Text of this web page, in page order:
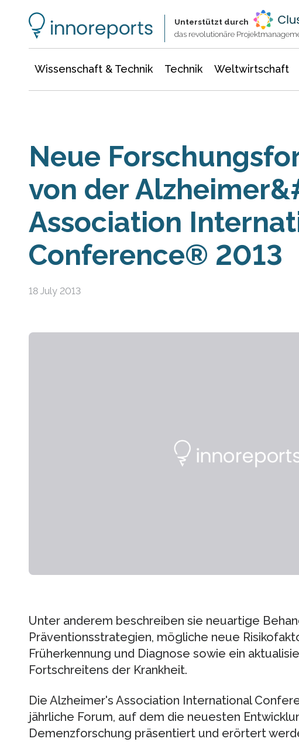
Unterstützt durch
das revolutionäre
Wissenschaft & Technik Technik Weltwirtschaft
Neue
von der
Association
Conference® 2013
18 July 2013
Unter anderem beschreiben sie neuartige
Präventionsstrategien, mögliche neue
Früherkennung und Diagnose sowie ein
Fortschreitens der Krankheit.
Die Alzheimer's Association International
jährliche Forum, auf dem die neuesten
Demenzforschung präsentiert und erörtert